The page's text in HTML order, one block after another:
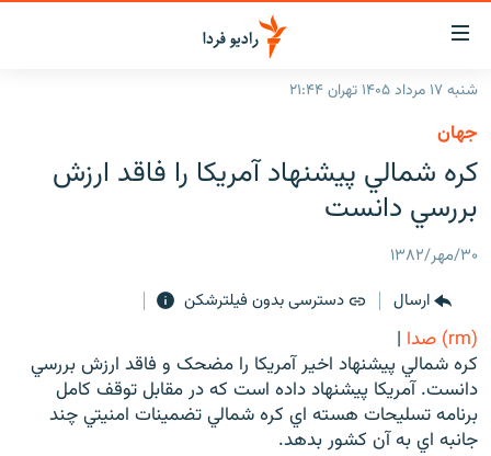
لینک‌های
قابلیت
دسترسی
بازگشت
به
منوی
اصلی
رفتن
صفحه
جستجو
جهان
برنامه‌های رادیویی
فرکانس‌ها
پادکست
چندرسانه‌ای
گزارش‌های تصویری
گزارش‌های ویدئویی
زنان فردا
English
شنبه ۱۷ مرداد ۱۴۰۵ تهران ۲۱:۴۴
جهان
کره شمالي پيشنهاد آمريکا را فاقد ارزش
بررسي دانست
۳۰/مهر/۱۳۸۲
ارسال
دسترسی بدون فیلترشکن
(rm) صدا
|
کره شمالي پيشنهاد اخير آمريکا را مضحک و فاقد ارزش بررسي
دانست. آمريکا پيشنهاد داده است که در مقابل توقف کامل
برنامه تسليحات هسته اي کره شمالي تضمينات امنيتي چند
جانبه اي به آن کشور بدهد.